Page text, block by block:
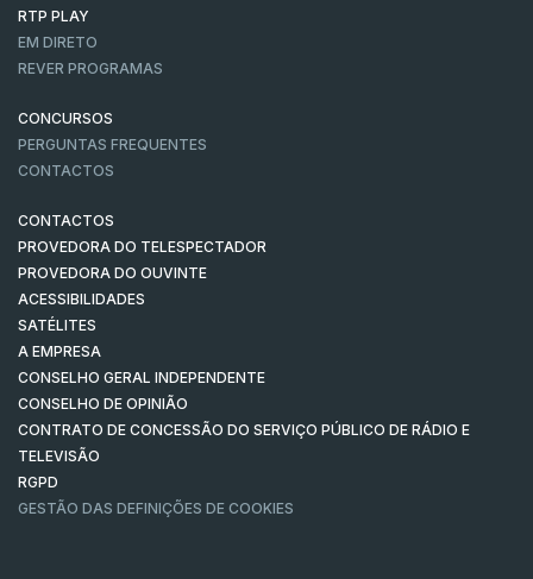
RTP PLAY
EM DIRETO
REVER PROGRAMAS
CONCURSOS
PERGUNTAS FREQUENTES
CONTACTOS
CONTACTOS
PROVEDORA DO TELESPECTADOR
PROVEDORA DO OUVINTE
ACESSIBILIDADES
SATÉLITES
A EMPRESA
CONSELHO GERAL INDEPENDENTE
CONSELHO DE OPINIÃO
CONTRATO DE CONCESSÃO DO SERVIÇO PÚBLICO DE RÁDIO E
TELEVISÃO
RGPD
GESTÃO DAS DEFINIÇÕES DE COOKIES